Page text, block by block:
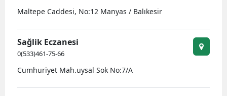
Maltepe Caddesi, No:12 Manyas / Balıkesir
Sağlik Eczanesi
0(533)461-75-66
Cumhuriyet Mah.uysal Sok No:7/A